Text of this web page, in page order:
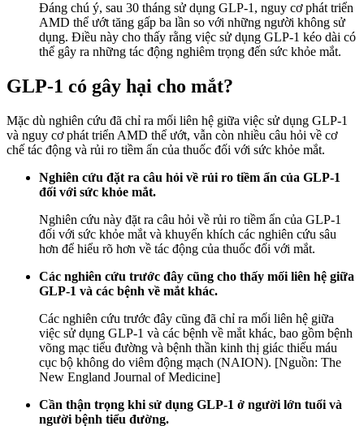
Đáng chú ý, sau 30 tháng sử dụng GLP-1, nguy cơ phát triển
AMD thể ướt tăng gấp ba lần so với những người không sử
dụng. Điều này cho thấy rằng việc sử dụng GLP-1 kéo dài có
thể gây ra những tác động nghiêm trọng đến sức khỏe mắt.
GLP-1 có gây hại cho mắt?
Mặc dù nghiên cứu đã chỉ ra mối liên hệ giữa việc sử dụng GLP-1
và nguy cơ phát triển AMD thể ướt, vẫn còn nhiều câu hỏi về cơ
chế tác động và rủi ro tiềm ẩn của thuốc đối với sức khỏe mắt.
Nghiên cứu đặt ra câu hỏi về rủi ro tiềm ẩn của GLP-1
đối với sức khỏe mắt.
Nghiên cứu này đặt ra câu hỏi về rủi ro tiềm ẩn của GLP-1
đối với sức khỏe mắt và khuyến khích các nghiên cứu sâu
hơn để hiểu rõ hơn về tác động của thuốc đối với mắt.
Các nghiên cứu trước đây cũng cho thấy mối liên hệ giữa
GLP-1 và các bệnh về mắt khác.
Các nghiên cứu trước đây cũng đã chỉ ra mối liên hệ giữa
việc sử dụng GLP-1 và các bệnh về mắt khác, bao gồm bệnh
võng mạc tiểu đường và bệnh thần kinh thị giác thiếu máu
cục bộ không do viêm động mạch (NAION). [Nguồn: The
New England Journal of Medicine]
Cần thận trọng khi sử dụng GLP-1 ở người lớn tuổi và
người bệnh tiểu đường.